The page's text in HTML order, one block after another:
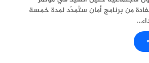
من برنامج أمان ستُمدّد لمدة خمسة